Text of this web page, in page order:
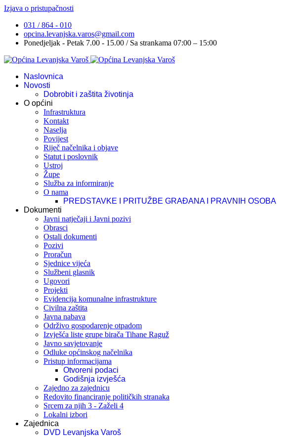
Izjava o pristupačnosti
031 / 864 - 010
opcina.levanjska.varos@gmail.com
Ponedjeljak - Petak 7.00 - 15.00 / Sa strankama 07:00 – 15:00
Naslovnica
Novosti
Dobrobit i zaštita životinja
O općini
Infrastruktura
Kontakt
Naselja
Povijest
Riječ načelnika i objave
Statut i poslovnik
Ustroj
Župe
Služba za informiranje
O nama
PREDSTAVKE I PRITUŽBE GRAĐANA I PRAVNIH OSOBA
Dokumenti
Javni natječaji i Javni pozivi
Obrasci
Ostali dokumenti
Pozivi
Proračun
Sjednice vijeća
Službeni glasnik
Ugovori
Projekti
Evidencija komunalne infrastrukture
Civilna zaštita
Javna nabava
Održivo gospodarenje otpadom
Izvješća liste grupe birača Tihane Raguž
Javno savjetovanje
Odluke općinskog načelnika
Pristup informacijama
Otvoreni podaci
Godišnja izvješća
Zajedno za zajednicu
Redovito financiranje političkih stranaka
Srcem za njih 3 - Zaželi 4
Lokalni izbori
Zajednica
DVD Levanjska Varoš